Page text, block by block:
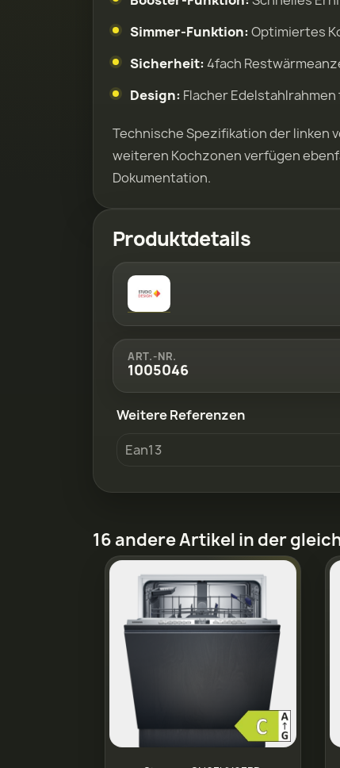
Simmer-Funktion: Optimiertes
Sicherheit: 4fach
Design: Flacher
Technische Spezifikation der linken
weiteren Kochzonen verfügen
Dokumentation.
Produktdetails
ART.-NR.
1005046
Weitere Referenzen
Ean13
16 andere Artikel in der